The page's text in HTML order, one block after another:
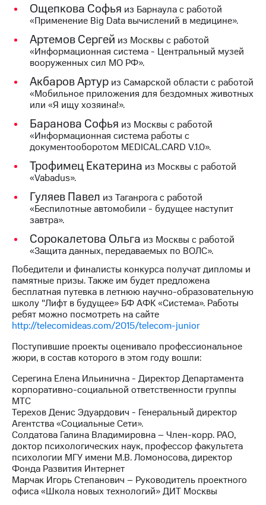
Акционерный
капитал
Контроль
и
аудит
Рынок
акций
Описание
Программа
приобретения
Порядок
выкупа
Дивиденды
Рынок
облигаций
Описание
Еврооблигации-2023
Уведомление
о
погашении
именных
облигаций
Другое
Регистратор
Реквизиты
развитие
деловая этика
На главную
Ощепкова Софья из Барнаула с работой
«Применение Big Data вычислений в медицине».
Артемов Сергей из Москвы с работой
«Информационная система - Центральный музей
вооруженных сил МО РФ».
Акбаров Артур из Самарской области с работой
«Мобильное приложения для бездомных животных
или «Я ищу хозяина!».
Баранова Софья из Москвы с работой
«Информационная система работы с
документооборотом MEDICAL.CARD V.1.0».
Трофимец Екатерина из Москвы с работой
«Vabadus».
Гуляев Павел из Таганрога с работой
«Беспилотные автомобили - будущее наступит
завтра».
Сорокалетова Ольга из Москвы с работой
«Защита данных, передаваемых по ВОЛС».
Победители и финалисты конкурса получат дипломы и
памятные призы. Также им будет предложена
бесплатная путевка в летнюю научно-образовательную
школу "Лифт в будущее» БФ АФК «Система». Работы
ребят можно посмотреть на сайте
http://telecomideas.com/2015/telecom-junior
Поступившие проекты оценивало профессиональное
жюри, в состав которого в этом году вошли:
Серегина Елена Ильинична - Директор Департамента
корпоративно-социальной ответственности группы
МТС
Терехов Денис Эдуардович - Генеральный директор
Агентства «Социальные Сети».
Солдатова Галина Владимировна – Член-корр. РАО,
доктор психологических наук, профессор факультета
психологии МГУ имени М.В. Ломоносова, директор
Фонда Развития Интернет
Марчак Игорь Степанович – Руководитель проектного
офиса «Школа новых технологий» ДИТ Москвы